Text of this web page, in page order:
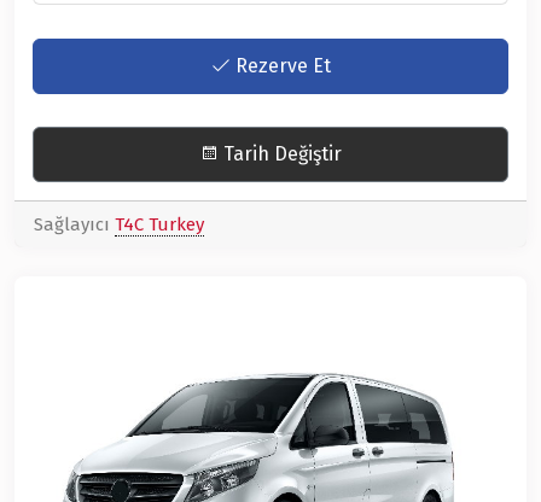
Rezerve Et
Tarih Değiştir
Sağlayıcı T4C Turkey